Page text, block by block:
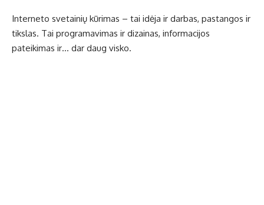
Interneto svetainių kūrimas – tai idėja ir darbas, pastangos ir
tikslas. Tai programavimas ir dizainas, informacijos
pateikimas ir… dar daug visko.